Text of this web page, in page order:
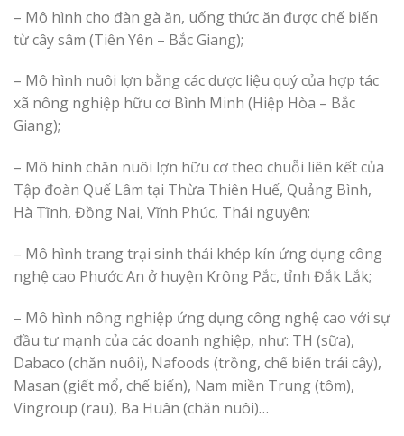
– Mô hình cho đàn gà ăn, uống thức ăn được chế biến
từ cây sâm (Tiên Yên – Bắc Giang);
– Mô hình nuôi lợn bằng các dược liệu quý của hợp tác
xã nông nghiệp hữu cơ Bình Minh (Hiệp Hòa – Bắc
Giang);
– Mô hình chăn nuôi lợn hữu cơ theo chuỗi liên kết của
Tập đoàn Quế Lâm tại Thừa Thiên Huế, Quảng Bình,
Hà Tĩnh, Đồng Nai, Vĩnh Phúc, Thái nguyên;
– Mô hình trang trại sinh thái khép kín ứng dụng công
nghệ cao Phước An ở huyện Krông Pắc, tỉnh Đắk Lắk;
– Mô hình nông nghiệp ứng dụng công nghệ cao với sự
đầu tư mạnh của các doanh nghiệp, như: TH (sữa),
Dabaco (chăn nuôi), Nafoods (trồng, chế biến trái cây),
Masan (giết mổ, chế biến), Nam miền Trung (tôm),
Vingroup (rau), Ba Huân (chăn nuôi)…